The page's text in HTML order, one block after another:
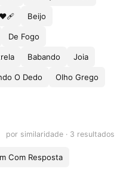
Beijo
De Fogo
Babando Joia
O Dedo Olho Grego
por similaridade · 3 resultados
Com Resposta